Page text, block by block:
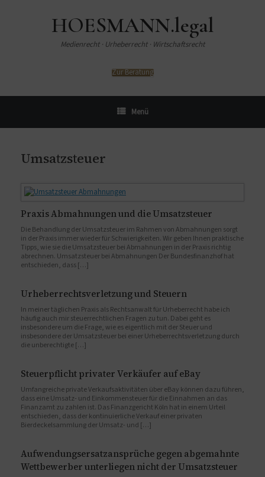
HOESMANN.legal
Medienrecht · Urheberrecht · Wirtschaftsrecht
Zur Beratung
Menü
Umsatzsteuer
Praxis Abmahnungen und die Umsatzsteuer
Die Behandlung der Umsatzsteuer im Rahmen von Abmahnungen sorgt
in der Praxis immer wieder für Schwierigkeiten. Wir geben Ihnen praktische
Tipps, wie sie die Umsatzsteuer bei Abmahnungen in der Praxis richtig
abrechnen. Umsatzsteuer bei Abmahnungen Der Bundesfinanzhof hat
entschieden, dass […]
Urheberrechtsverletzung und Steuern
In meiner täglichen Praxis als Rechtsanwalt für Urheberrecht habe ich
häufig auch mir steuerrechtlichen Fragen zu tun. Dabei geht es
insbesondere um die Frage, wie es eigentlich mit der Steuer und
insbesondere der Umsatzsteuer bei einer Urheberrechtsverletzung durch
die unberechtigte […]
Steuerpflicht privater Verkäufer auf eBay
Umfangreiche private Verkaufsaktivitäten über eBay können dazu führen,
dass eine Umsatz- und Einkommensteuer für die Einnahmen an das
Finanzamt zu zahlen ist. Das Finanzgericht Köln hat in einem Urteil
entschieden, dass der kontinuierliche Verkauf einer privaten
Bierdeckelsammlung der Umsatz- und […]
Aufwendungsersatzansprüche gegen abgemahnte
Wettbewerber unterliegen nicht der Umsatzsteuer